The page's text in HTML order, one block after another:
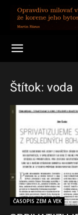
Štítok: voda
ČASOPIS ZEM A VEK